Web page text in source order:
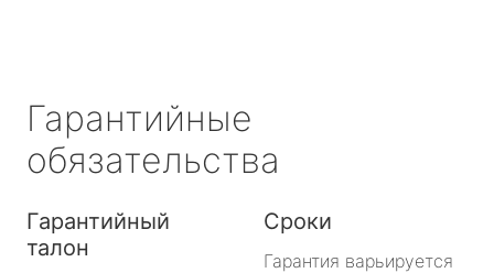
Гарантийные
обязательства
Гарантийный
талон
Сроки
Гарантия варьируется